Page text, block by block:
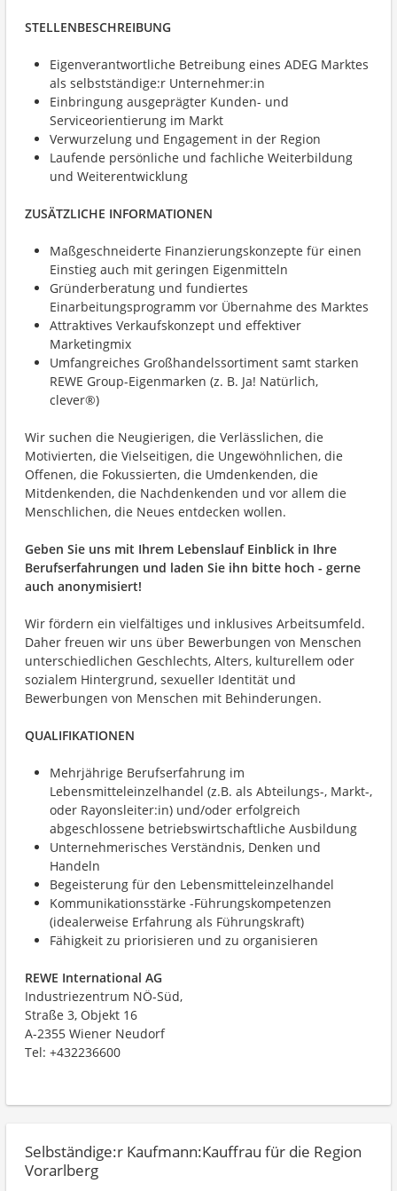
Selbständige:r Kaufmann:Kauffrau für die Region
Vorarlberg
STELLENBESCHREIBUNG
Eigenverantwortliche Betreibung eines ADEG Marktes
als selbstständige:r Unternehmer:in
Einbringung ausgeprägter Kunden- und
Serviceorientierung im Markt
Verwurzelung und Engagement in der Region
Laufende persönliche und fachliche Weiterbildung
und Weiterentwicklung
ZUSÄTZLICHE INFORMATIONEN
Maßgeschneiderte Finanzierungskonzepte für einen
Einstieg auch mit geringen Eigenmitteln
Gründerberatung und fundiertes
Einarbeitungsprogramm vor Übernahme des Marktes
Attraktives Verkaufskonzept und effektiver
Marketingmix
Umfangreiches Großhandelssortiment samt starken
REWE Group-Eigenmarken (z. B. Ja! Natürlich,
clever®)
Wir suchen die Neugierigen, die Verlässlichen, die
Motivierten, die Vielseitigen, die Ungewöhnlichen, die
Offenen, die Fokussierten, die Umdenkenden, die
Mitdenkenden, die Nachdenkenden und vor allem die
Menschlichen, die Neues entdecken wollen.
Geben Sie uns mit Ihrem Lebenslauf Einblick in Ihre
Berufserfahrungen und laden Sie ihn bitte hoch - gerne
auch anonymisiert!
Wir fördern ein vielfältiges und inklusives Arbeitsumfeld.
Daher freuen wir uns über Bewerbungen von Menschen
unterschiedlichen Geschlechts, Alters, kulturellem oder
sozialem Hintergrund, sexueller Identität und
Bewerbungen von Menschen mit Behinderungen.
QUALIFIKATIONEN
Mehrjährige Berufserfahrung im
Lebensmitteleinzelhandel (z.B. als Abteilungs-, Markt-,
oder Rayonsleiter:in) und/oder erfolgreich
abgeschlossene betriebswirtschaftliche Ausbildung
Unternehmerisches Verständnis, Denken und
Handeln
Begeisterung für den Lebensmitteleinzelhandel
Kommunikationsstärke -Führungskompetenzen
(idealerweise Erfahrung als Führungskraft)
Fähigkeit zu priorisieren und zu organisieren
REWE International AG
Industriezentrum NÖ-Süd,
Straße 3, Objekt 16
A-2355 Wiener Neudorf
Tel: +432236600